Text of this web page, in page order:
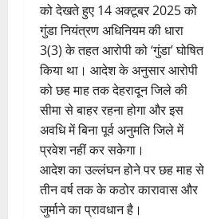
को देखते हुए 14 अक्टूबर 2025 को
गुंडा नियंत्रण अधिनियम की धारा
3(3) के तहत आरोपी को ‘गुंडा’ घोषित
किया था। आदेश के अनुसार आरोपी
को छह माह तक देहरादून जिले की
सीमा से बाहर रहना होगा और इस
अवधि में बिना पूर्व अनुमति जिले में
प्रवेश नहीं कर सकेगा।
आदेश का उल्लंघन होने पर छह माह से
तीन वर्ष तक के कठोर कारावास और
जुर्माने का प्रावधान है।